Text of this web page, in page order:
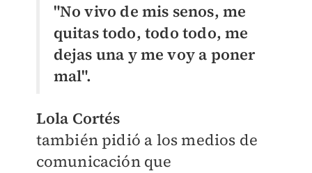
"No vivo de mis senos, me
quitas todo, todo todo, me
dejas una y me voy a poner
mal".
Lola Cortés
también pidió a los medios de
comunicación que